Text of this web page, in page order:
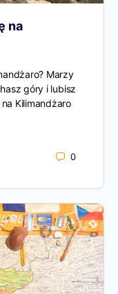
na
Marzy
góry i lubisz
Kilimandżaro
0